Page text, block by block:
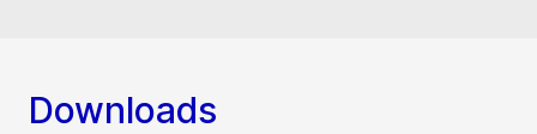
Downloads